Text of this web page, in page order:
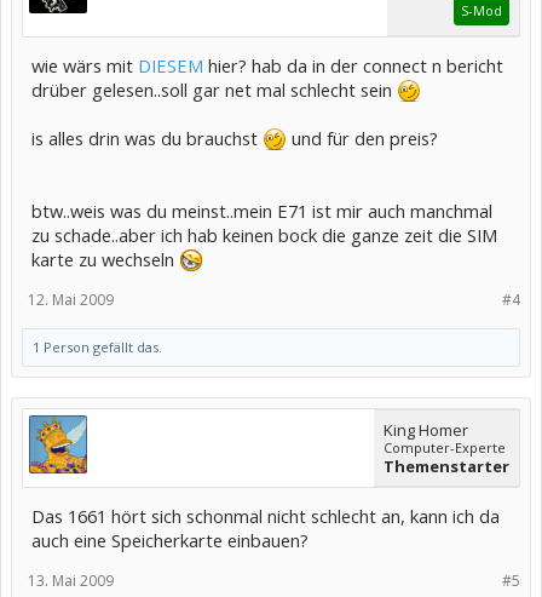
S-Mod
wie wärs mit DIESEM hier? hab da in der connect n bericht
drüber gelesen..soll gar net mal schlecht sein
is alles drin was du brauchst
und für den preis?
btw..weis was du meinst..mein E71 ist mir auch manchmal
zu schade..aber ich hab keinen bock die ganze zeit die SIM
karte zu wechseln
#4
12. Mai 2009
1 Person gefällt das.
King Homer
Computer-Experte
Themenstarter
Das 1661 hört sich schonmal nicht schlecht an, kann ich da
auch eine Speicherkarte einbauen?
#5
13. Mai 2009